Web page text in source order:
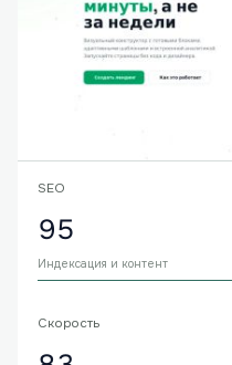
SEO
95
Индексация и контент
Скорость